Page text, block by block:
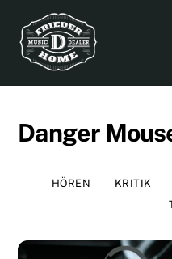
content
Danger
HÖREN KRITIK